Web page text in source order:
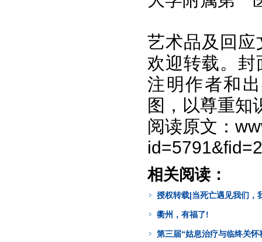
艺术品及回
欢迎转载。
注明作者和
图，以尊重知
阅读原文：
id=5791&fid=2
相关阅读：
授权转载|当死亡遇见我们，
衢州，有福了!
第三届“姑息治疗与临终关